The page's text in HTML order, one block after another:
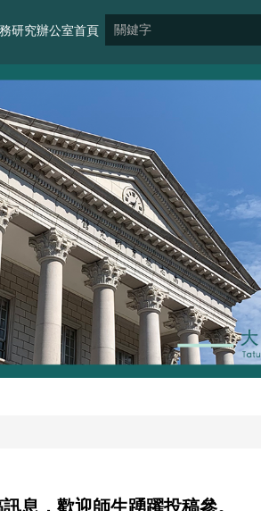
研究辦公室首頁
息，歡迎師生踴躍投稿參。